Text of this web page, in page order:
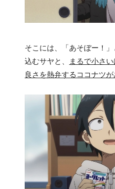
そこには、「あそぼー！
込むサヤと、
まるで小さ
良さを熱弁するココナツが